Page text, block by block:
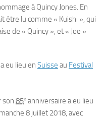
à Quincy Jones. En
être lu comme « Kuishi », qui
de « Quincy », et « Joe »
eu lieu en Suisse au Festival
son 85e anniversaire a eu lieu
8 juillet 2018, avec